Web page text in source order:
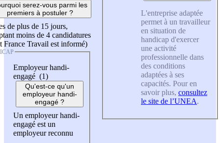
serez-vous parmi les
premiers à postuler ?
de plus de 15 jours,
moins de 4 candidatures
France Travail est informé)
Employeur handi-
engagé (1)
Qu'est-ce qu'un
employeur handi-
engagé ?
Un employeur handi-
engagé est un
employeur reconnu
L'entreprise adaptée
permet à un travailleur
en situation de
handicap d'exercer
une activité
professionnelle dans
des conditions
adaptées à ses
capacités. Pour en
savoir plus, consultez
le site de l’UNEA.